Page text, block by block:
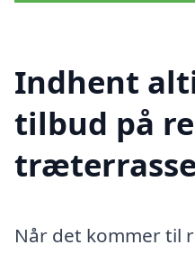
Indhent
tilbud på
træterrasse
Når det kommer til